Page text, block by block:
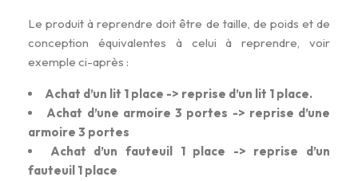
Le produit à reprendre doit être de taille, de poids et de
conception équivalentes à celui à reprendre, voir
exemple ci-après :
Achat d’un lit 1 place -> reprise d’un lit 1 place.
Achat d’une armoire 3 portes -> reprise d’une
armoire 3 portes
Achat d’un fauteuil 1 place -> reprise d’un
fauteuil 1 place